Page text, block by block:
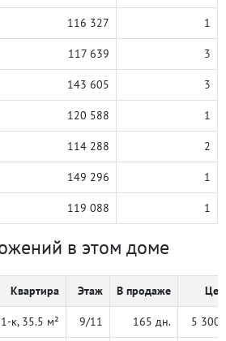
116 327 1
117 639 3
143 605 3
120 588 1
114 288 2
149 296 1
119 088 1
в этом доме
Квартира Этаж В продаже
1-к, 35.5 м² 9/11 165 дн. 5 300